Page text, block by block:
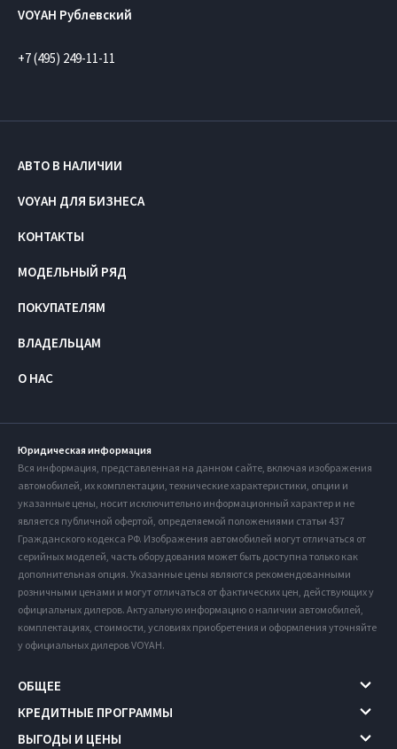
VOYAH Рублевский
+7 (495) 249-11-11
АВТО В НАЛИЧИИ
VOYAH ДЛЯ БИЗНЕСА
КОНТАКТЫ
МОДЕЛЬНЫЙ РЯД
ПОКУПАТЕЛЯМ
ВЛАДЕЛЬЦАМ
О НАС
Юридическая информация
Вся информация, представленная на данном сайте, включая изображения
автомобилей, их комплектации, технические характеристики, опции и
указанные цены, носит исключительно информационный характер и не
является публичной офертой, определяемой положениями статьи 437
Гражданского кодекса РФ. Изображения автомобилей могут отличаться от
серийных моделей, часть оборудования может быть доступна только как
дополнительная опция. Указанные цены являются рекомендованными
розничными ценами и могут отличаться от фактических цен, действующих у
официальных дилеров. Актуальную информацию о наличии автомобилей,
комплектациях, стоимости, условиях приобретения и оформления уточняйте
у официальных дилеров VOYAH.
ОБЩЕЕ
КРЕДИТНЫЕ ПРОГРАММЫ
ВЫГОДЫ И ЦЕНЫ